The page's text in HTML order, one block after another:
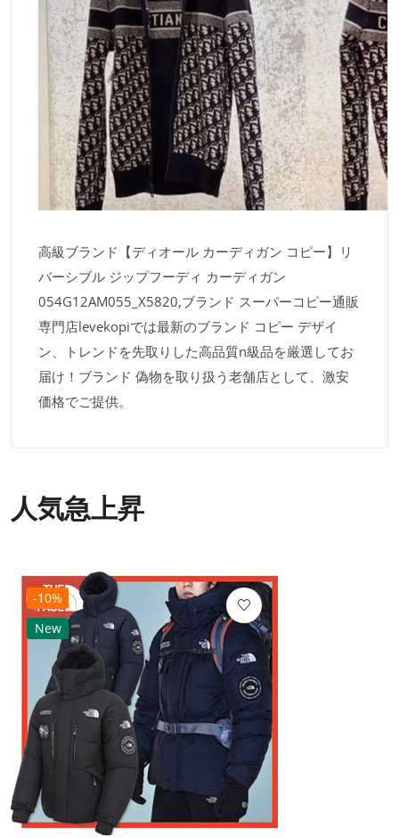
高級ブランド【ディオール カーディガン コピー】リ
バーシブル ジップフーディ カーディガン
054G12AM055_X5820,ブランド スーパーコピー通販
専門店levekopiでは最新のブランド コピー デザイ
ン、トレンドを先取りした高品質n級品を厳選してお
届け！ブランド 偽物を取り扱う老舗店として、激安
価格でご提供。
人気急上昇
-10%
New